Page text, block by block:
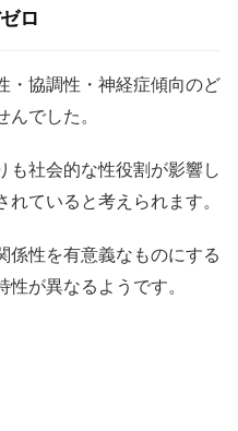
ロ
・協調性・神経症傾向のど
でした。
も社会的な性役割が影響し
ていると考えられます。
係性を有意義なものにする
が異なるようです。